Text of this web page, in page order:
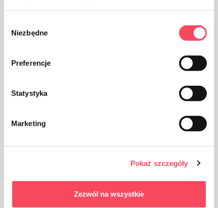
zgody
Niezbędne
Preferencje
Statystyka
Marketing
Pokaż szczegóły
Zezwól na wszystkie
Das Produkt ist für den Handel in den Ländern der
des Gerichts nicht